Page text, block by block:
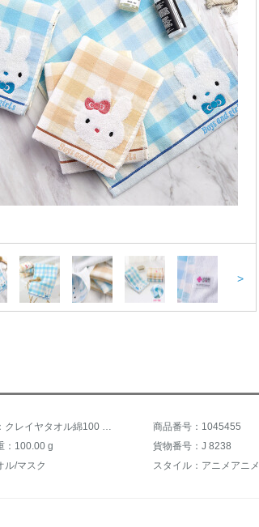
>
商品名称：クレイヤタオル綿100 %ガタオル2本超柔吸水漫画子タオルベビタオル小タオル洗顔タオル同じバスタオルはブルーブラウン2本を販売しています 商品番号：1045455
：100.00 g
貨物番号：J 8238
ル/マスク
スタイル：アニメアニメ